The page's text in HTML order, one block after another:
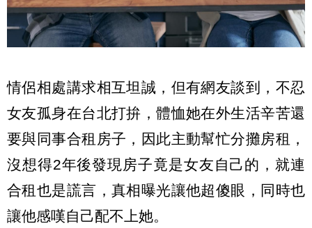
情侶相處講求相互坦誠，但有網友談到，不忍
女友孤身在台北打拚，體恤她在外生活辛苦還
要與同事合租房子，因此主動幫忙分攤房租，
沒想得2年後發現房子竟是女友自己的，就連
合租也是謊言，真相曝光讓他超傻眼，同時也
讓他感嘆自己配不上她。